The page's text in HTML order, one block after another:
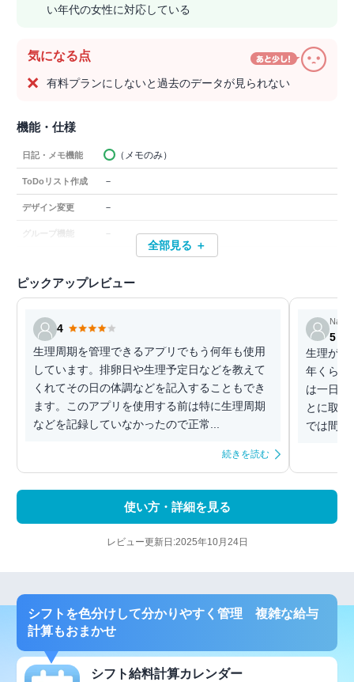
い年代の女性に対応している
気になる点
有料プランにしないと過去のデータが見られない
機能・仕様
日記・メモ機能 （メモのみ）
ToDoリスト作成 －
デザイン変更 －
グループ機能 －
全部見る ＋
ピックアップレビュー
4
生理周期を管理できるアプリでもう何年も使用
しています。排卵日や生理予定日などを教えて
くれてその日の体調などを記入することもでき
ます。このアプリを使用する前は特に生理周期
などを記録していなかったので正常...
続きを読む
Nano
5
生理がは
年くらい
は一日目
とに取
では間に
使い方・詳細を見る
レビュー更新日:2025年10月24日
シフトを色分けして分かりやすく管理 複雑な給与
計算もおまかせ
シフト給料計算カレンダー